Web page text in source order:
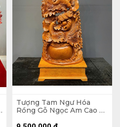
Tượng Tam Ngư Hóa
Rồng Gỗ Ngọc Am Cao Cả